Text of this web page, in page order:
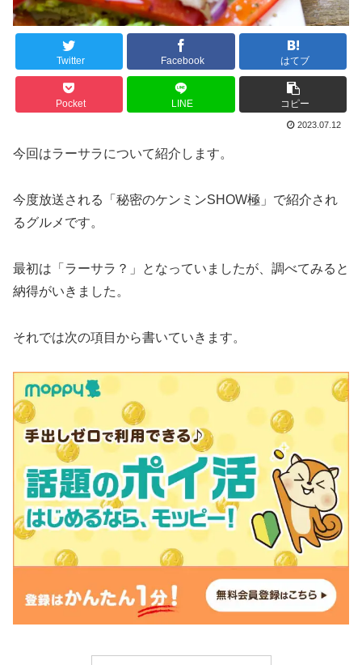
Twitter Facebook はてブ
Pocket LINE コピー
2023.07.12
今回はラーサラについて紹介します。
今度放送される「秘密のケンミンSHOW極」で紹介され
るグルメです。
最初は「ラーサラ？」となっていましたが、調べてみると
納得がいきました。
それでは次の項目から書いていきます。